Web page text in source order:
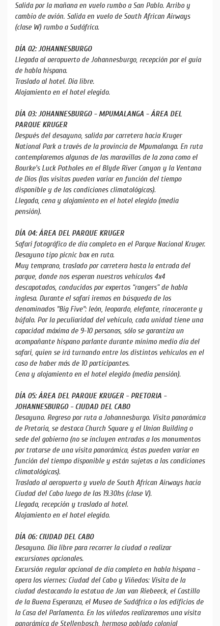
Salida por la mañana en vuelo rumbo a San Pablo. Arribo y
cambio de avión. Salida en vuelo de South African Airways
(clase W) rumbo a Sudáfrica.
DÍA 02: JOHANNESBURGO
Llegada al aeropuerto de Johannesburgo, recepción por el guía
de habla hispana.
Traslado al hotel. Día libre.
Alojamiento en el hotel elegido.
DÍA 03: JOHANNESBURGO - MPUMALANGA - ÁREA DEL
PARQUE KRUGER
Después del desayuno, salida por carretera hacia Kruger
National Park a través de la provincia de Mpumalanga. En ruta
contemplaremos algunas de las maravillas de la zona como el
Bourke's Luck Potholes en el Blyde River Canyon y la Ventana
de Dios (las visitas pueden variar en función del tiempo
disponible y de las condiciones climatológicas).
Llegada, cena y alojamiento en el hotel elegido (media
pensión).
DÍA 04: ÁREA DEL PARQUE KRUGER
Safari fotográfico de día completo en el Parque Nacional Kruger.
Desayuno tipo picnic box en ruta.
Muy temprano, traslado por carretera hasta la entrada del
parque, donde nos esperan nuestros vehículos 4x4
descapotados, conducidos por expertos “rangers” de habla
inglesa. Durante el safari iremos en búsqueda de los
denominados "Big Five": león, leopardo, elefante, rinoceronte y
búfalo. Por la peculiaridad del vehículo, cada unidad tiene una
capacidad máxima de 9-10 personas, sólo se garantiza un
acompañante hispano parlante durante mínimo medio día del
safari, quien se irá turnando entre los distintos vehículos en el
caso de haber más de 10 participantes.
Cena y alojamiento en el hotel elegido (media pensión).
DÍA 05: ÁREA DEL PARQUE KRUGER - PRETORIA -
JOHANNESBURGO - CIUDAD DEL CABO
Desayuno. Regreso por ruta a Johannesburgo. Visita panorámica
de Pretoria, se destaca Church Square y el Union Building o
sede del gobierno (no se incluyen entradas a los monumentos
por tratarse de una visita panorámica, éstas pueden variar en
función del tiempo disponible y están sujetas a las condiciones
climatológicas).
Traslado al aeropuerto y vuelo de South African Airways hacia
Ciudad del Cabo luego de las 19.30hs (clase V).
Llegada, recepción y traslado al hotel.
Alojamiento en el hotel elegido.
DÍA 06: CIUDAD DEL CABO
Desayuno. Día libre para recorrer la ciudad o realizar
excursiones opcionales.
Excursión regular opcional de día completo en habla hispana -
opera los viernes: Ciudad del Cabo y Viñedos: Visita de la
ciudad destacando la estatua de Jan van Riebeeck, el Castillo
de la Buena Esperanza, el Museo de Sudáfrica o los edificios de
la Casa del Parlamento. En los viñedos realizaremos una visita
panorámica de Stellenbosch, hermoso poblado colonial